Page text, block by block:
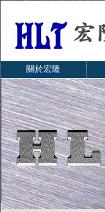
關於宏隆